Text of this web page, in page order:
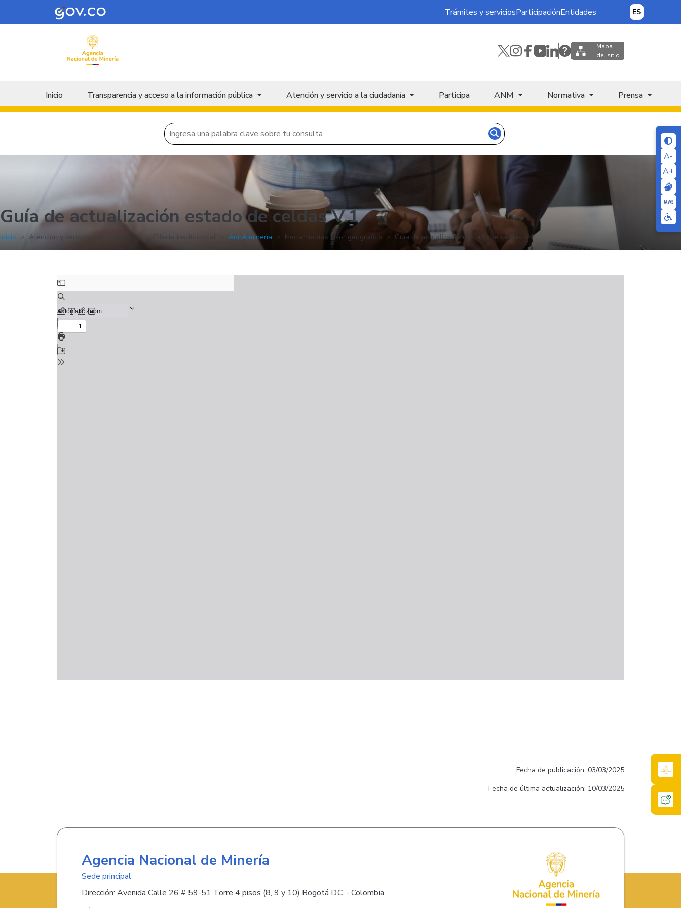
Skip to main content
A-
A+
Trámites y serviciosParticipaciónEntidades ES
Mapa
del sitio
Menu principal
Inicio Transparencia y acceso a la información pública Atención y servicio a la ciudadanía Participa ANM Normativa Prensa
Guía de actualización estado de celdas V.1
Inicio Atención y servicio a la ciudadanía Oferta institucional AnnA minería Herramientas visor geográfico Guía de actualización estado de celdas V.1
Fecha de publicación: 03/03/2025
Fecha de última actualización: 10/03/2025
Agencia Nacional de Minería
Sede principal
Dirección: Avenida Calle 26 # 59-51 Torre 4 pisos (8, 9 y 10) Bogotá D.C. - Colombia